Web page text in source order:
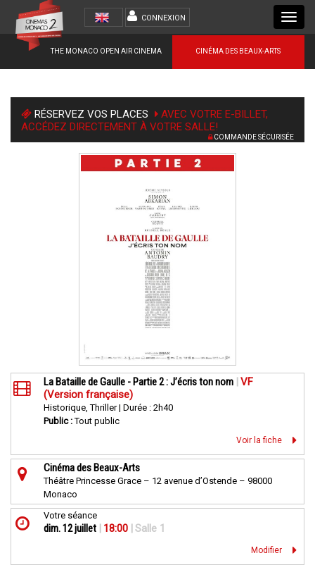
CINÉMA DES BEAUX-ARTS
THE MONACO OPEN AIR CINEMA
CONNEXION
RÉSERVEZ VOS PLACES
AVEC VOTRE E-BILLET,
ACCÉDEZ DIRECTEMENT À VOTRE SALLE!
COMMANDE SÉCURISÉE
La Bataille de Gaulle - Partie 2 : J’écris ton nom VF
(Version française)
Historique, Thriller | Durée : 2h40
Public :Tout public
Voir la fiche
Cinéma des Beaux-Arts
Théâtre Princesse Grace – 12 avenue d’Ostende – 98000
Monaco
Votre séance
dim. 12 juillet 18:00 Salle 1
Modifier